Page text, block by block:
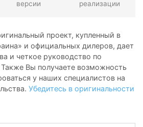
версии реализации
проект, купленный в
и официальных дилеров, дает
и четкое руководство по
Вы получаете возможность
у наших специалистов на
Убедитесь в оригинальности